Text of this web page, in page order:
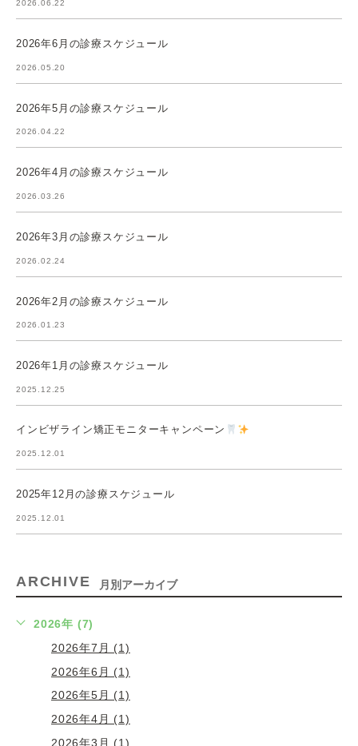
2026.06.22
2026年6月の診療スケジュール
2026.05.20
2026年5月の診療スケジュール
2026.04.22
2026年4月の診療スケジュール
2026.03.26
2026年3月の診療スケジュール
2026.02.24
2026年2月の診療スケジュール
2026.01.23
2026年1月の診療スケジュール
2025.12.25
インビザライン矯正モニターキャンペーン
2025.12.01
2025年12月の診療スケジュール
2025.12.01
ARCHIVE 月別アーカイブ
2026年 (7)
2026年7月 (1)
2026年6月 (1)
2026年5月 (1)
2026年4月 (1)
2026年3月 (1)